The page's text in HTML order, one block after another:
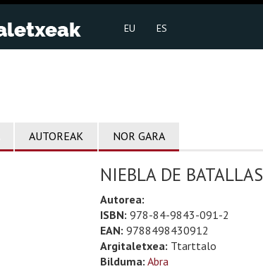
EU ES
AUTOREAK NOR GARA
NIEBLA DE BATALLAS
Autorea:
ISBN: 978-84-9843-091-2
EAN: 9788498430912
Argitaletxea: Ttarttalo
Bilduma: Abra